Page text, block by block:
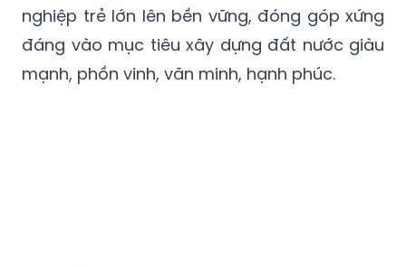
nghiệp trẻ lớn lên bền vững, đóng góp xứng
đáng vào mục tiêu xây dựng đất nước giàu
mạnh, phồn vinh, văn minh, hạnh phúc.